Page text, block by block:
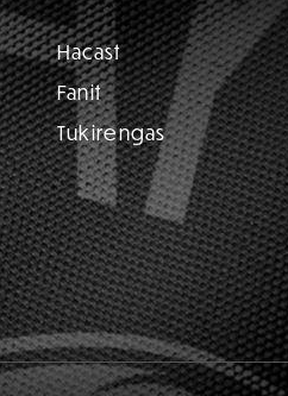
Hacast
Fanit
Tukirengas